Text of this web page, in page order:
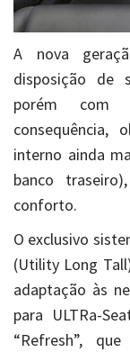
A nova
disposição de
porém com
consequência,
interno ainda
banco
conforto.
O exclusivo
(Utility Long
adaptação às
para ULTRa-
“Refresh”,